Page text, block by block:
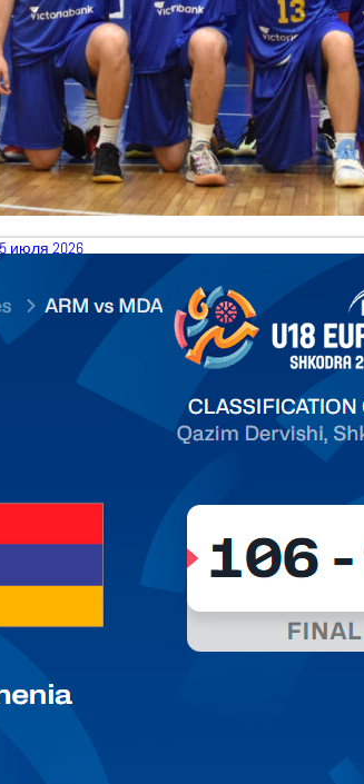
июля 2026
26.07.2026 Armenia vs Moldova FIBA U18
C
Читать далее